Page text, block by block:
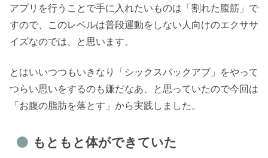
アプリを行うことで手に入れたいものは「割れた腹筋」で
すので、このレベルは普段運動をしない人向けのエクササ
イズなのでは、と思います。
とはいいつつもいきなり「シックスパックアブ」をやって
つらい思いをするのも嫌だなあ、と思っていたので今回は
「お腹の脂肪を落とす」から実践しました。
もともと体ができていた